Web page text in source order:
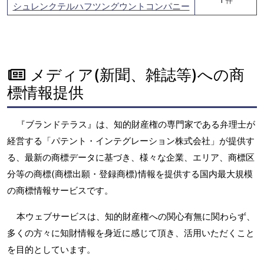
シュレンクテルハフツングウントコンパニー
メディア(新聞、雑誌等)への商
標情報提供
『ブランドテラス』は、知的財産権の専門家である弁理士が
経営する「パテント・インテグレーション株式会社」が提供す
る、最新の商標データに基づき、様々な企業、エリア、商標区
分等の商標(商標出願・登録商標)情報を提供する国内最大規模
の商標情報サービスです。
本ウェブサービスは、知的財産権への関心有無に関わらず、
多くの方々に知財情報を身近に感じて頂き、活用いただくこと
を目的としています。